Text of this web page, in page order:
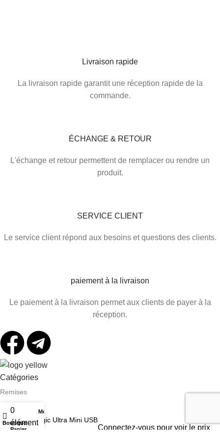
Livraison rapide
La livraison rapide garantit une réception rapide de la
commande.
ÉCHANGE & RETOUR​
L'échange et retour permettent de remplacer ou rendre un
produit.
SERVICE CLIENT
Le service client répond aux besoins et questions des clients.
paiement à la livraison
Le paiement à la livraison permet aux clients de payer à la
réception.
Catégories
Remises
Smart
Le son
Alogic Ultra Mini USB
Connectez-vous pour voir le prix
Boutique
0
élément
Panier
Mon compte